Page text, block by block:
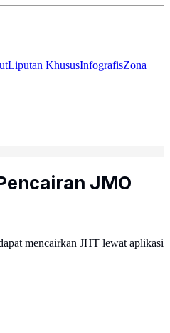
Liputan KhususInfografisZona
JMO
mencairkan JHT lewat aplikasi